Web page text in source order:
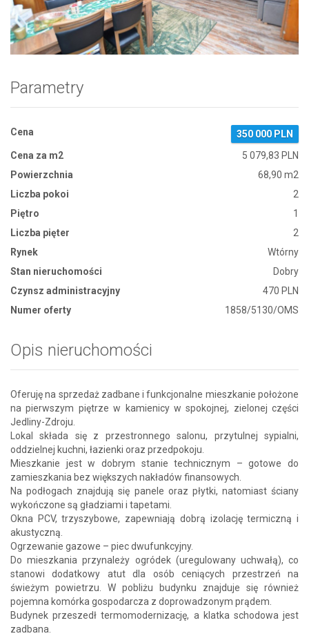
Zdjęcie 1
Parametry
Cena
350 000 PLN
Cena za m2
5 079,83 PLN
Powierzchnia
68,90 m2
Liczba pokoi
2
Piętro
1
Liczba pięter
2
Rynek
Wtórny
Stan nieruchomości
Dobry
Czynsz administracyjny
470 PLN
Numer oferty
1858/5130/OMS
Opis nieruchomości
Oferuję na sprzedaż zadbane i funkcjonalne mieszkanie położone
na pierwszym piętrze w kamienicy w spokojnej, zielonej części
Jedliny-Zdroju.
Lokal składa się z przestronnego salonu, przytulnej sypialni,
oddzielnej kuchni, łazienki oraz przedpokoju.
Mieszkanie jest w dobrym stanie technicznym – gotowe do
zamieszkania bez większych nakładów finansowych.
Na podłogach znajdują się panele oraz płytki, natomiast ściany
wykończone są gładziami i tapetami.
Okna PCV, trzyszybowe, zapewniają dobrą izolację termiczną i
akustyczną.
Ogrzewanie gazowe – piec dwufunkcyjny.
Do mieszkania przynależy ogródek (uregulowany uchwałą), co
stanowi dodatkowy atut dla osób ceniących przestrzeń na
świeżym powietrzu. W pobliżu budynku znajduje się również
pojemna komórka gospodarcza z doprowadzonym prądem.
Budynek przeszedł termomodernizację, a klatka schodowa jest
zadbana.